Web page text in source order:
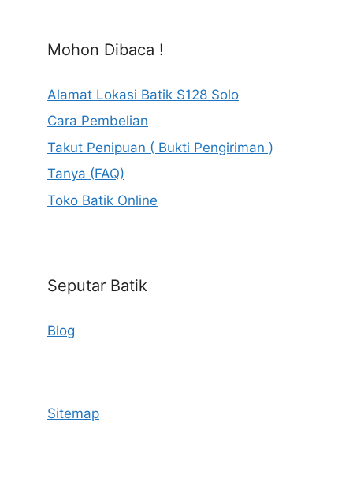
Mohon Dibaca !
Alamat Lokasi Batik S128 Solo
Cara Pembelian
Takut Penipuan ( Bukti Pengiriman )
Tanya (FAQ)
Toko Batik Online
Seputar Batik
Blog
Sitemap